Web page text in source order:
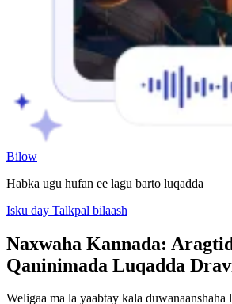
Bilow
Habka ugu hufan ee lagu barto luqadda
Isku day Talkpal bilaash
Naxwaha Kannada:
Qaninimada Luqadda
Weligaa ma la yaabtay kala duwanaanshaha